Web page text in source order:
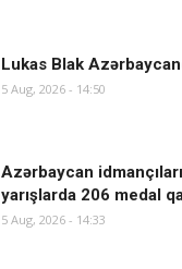
Lukas Blak
5 Aug, 2026 - 14:50
Azərbaycan
yarışlarda 206 medal
5 Aug, 2026 - 14:33